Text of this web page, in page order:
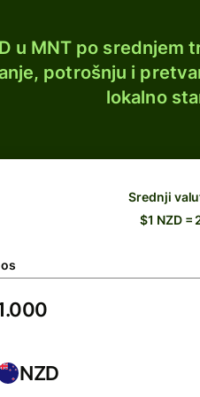
u MNT po srednjem
potrošnju i
lokalno
Srednji
$1 NZD =
NZD